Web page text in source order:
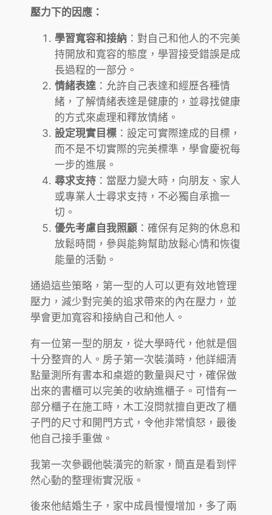
壓力下的因應：
學習寬容和接納 ：對自己和他人的不完美
持開放和寬容的態度，學習接受錯誤是成
長過程的一部分。
情緒表達 ：允許自己表達和經歷各種情
緒，了解情緒表達是健康的，並尋找健康
的方式來處理和釋放情緒。
設定現實目標 ：設定可實際達成的目標，
而不是不切實際的完美標準，學會慶祝每
一步的進展。
尋求支持 ：當壓力變大時，向朋友、家人
或專業人士尋求支持，不必獨自承擔一
切。
優先考慮自我照顧 ：確保有足夠的休息和
放鬆時間，參與能夠幫助放鬆心情和恢復
能量的活動。
通過這些策略，第一型的人可以更有效地管理
壓力，減少對完美的追求帶來的內在壓力，並
學會更加寬容和接納自己和他人。
有一位第一型的朋友，從大學時代，他就是個
十分整齊的人。房子第一次裝潢時，他詳細清
點量測所有書本和桌遊的數量與尺寸，確保做
出來的書櫃可以完美的收納進櫃子。可惜有一
部分櫃子在施工時，木工沒問就擅自更改了櫃
子門的尺寸和開門方式，令他非常憤怒，最後
他自己接手重做。
我第一次參觀他裝潢完的新家，簡直是看到怦
然心動的整理術實況版。
後來他結婚生子，家中成員慢慢增加，多了兩